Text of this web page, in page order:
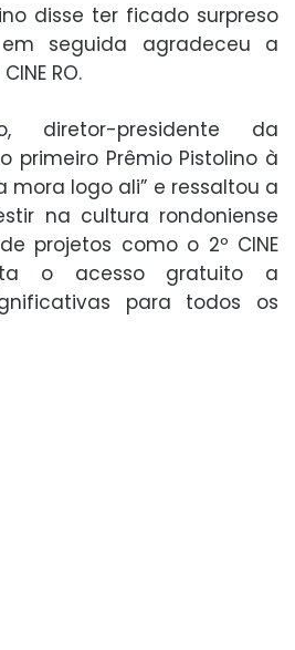
disse ter ficado surpreso
seguida agradeceu a
RO.
diretor-presidente da
primeiro Prêmio Pistolino à
mora logo ali” e ressaltou a
na cultura rondoniense
projetos como o 2º CINE
o acesso gratuito a
para todos os